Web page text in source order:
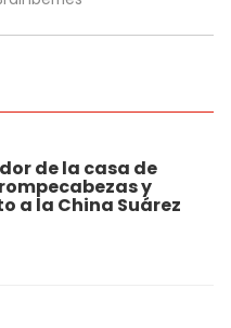
de la casa de
y
a la China Suárez